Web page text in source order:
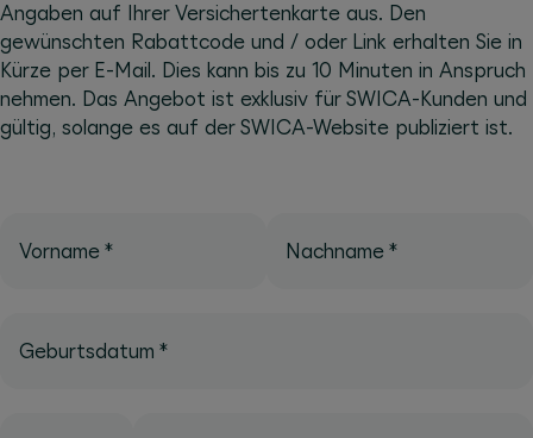
Angaben auf Ihrer Versichertenkarte aus. Den
gewünschten Rabattcode und / oder Link erhalten Sie in
Kürze per E-Mail. Dies kann bis zu 10 Minuten in Anspruch
nehmen. Das Angebot ist exklusiv für SWICA-Kunden und
gültig, solange es auf der SWICA-Website publiziert ist.
Vorname * Nachname *
Geburtsdatum *